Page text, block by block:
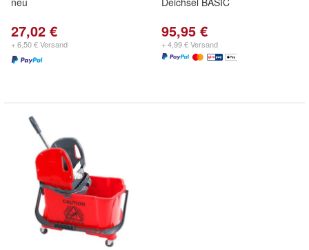
27,02 €
+ 6,50 € Versand
95,95 €
+ 4,99 € Versand